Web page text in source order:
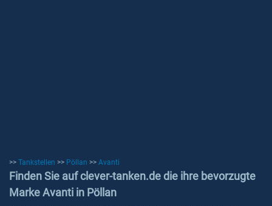
>> Tankstellen >> Pöllan >> Avanti
Finden Sie auf clever-tanken.de die ihre bevorzugte
Marke Avanti in Pöllan